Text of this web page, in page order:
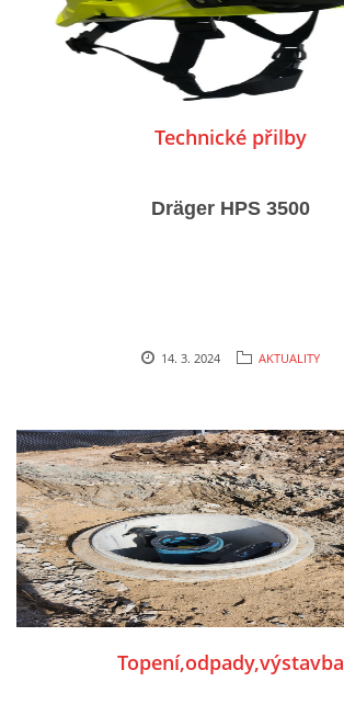
Technické přilby
Dräger HPS 3500
14. 3. 2024 AKTUALITY
Topení,odpady,výstavba